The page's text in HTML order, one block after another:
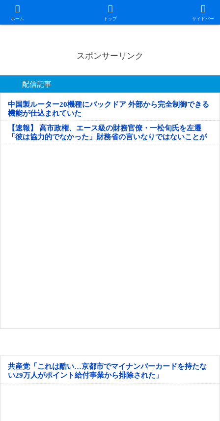
ホーム トップ サイドバー
日本第一！ニュース録
スポンサーリンク
配信記事
中国製ルーター20機種にバックドア 外部から完全制御できる
機能が仕込まれていた
【速報】 高市政権、エース級の財務官僚・一松旬氏を左遷
「彼は協力的でなかった」財務省の言いなりではないことが
判明
共産党「これは酷い…京都市でマイナンバーカードを持たな
い29万人がポイント給付事業から排除された」